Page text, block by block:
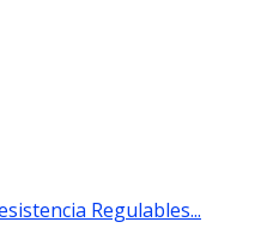
Regulables...